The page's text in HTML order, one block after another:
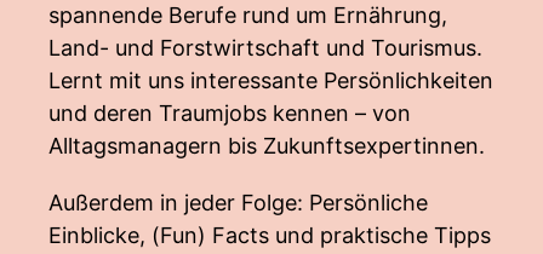
spannende Berufe rund um Ernährung,
Land- und Forstwirtschaft und Tourismus.
Lernt mit uns interessante Persönlichkeiten
und deren Traumjobs kennen – von
Alltagsmanagern bis Zukunftsexpertinnen.
Außerdem in jeder Folge: Persönliche
Einblicke, (Fun) Facts und praktische Tipps